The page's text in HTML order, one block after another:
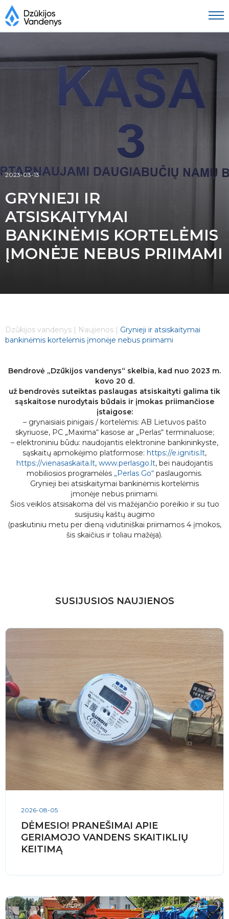
2023-03-13
GRYNIEJI IR
ATSISKAITYMAI
BANKINĖMIS KORTELĖMIS
ĮMONĖJE NEBUS PRIIMAMI
Dzūkijos vandenys | Naujienos | Grynieji ir atsiskaitymai
bankinėmis kortelėmis įmonėje nebus priimami
Bendrovė „Dzūkijos vandenys“ skelbia, kad nuo 2023 m.
kovo 20 d.
už bendrovės suteiktas paslaugas atsiskaityti galima tik
sąskaitose nurodytais būdais ir įmokas priimančiose
įstaigose:
– grynaisiais pinigais / kortelėmis: AB Lietuvos pašto
skyriuose, PC „Maxima“ kasose ar „Perlas“ terminaluose;
– elektroniniu būdu: naudojantis elektronine bankininkyste,
sąskaitų apmokėjimo platformose: https://e.ignitis.lt,
https://vienasaskaita.lt, www.perlasgo.lt, bei naudojantis
mobiliosios programėlės „Perlas Go“ paslaugomis.
Grynieji bei atsiskaitymai bankinėmis kortelėmis
įmonėje nebus priimami.
Šios veiklos atsisakoma dėl vis mažėjančio poreikio ir su tuo
susijusių kaštų augimo
(paskutiniu metu per dieną vidutiniškai priimamos 4 įmokos,
šis skaičius ir toliau mažėja).
SUSIJUSIOS NAUJIENOS
2026-08-05
DĖMESIO! PRANEŠIMAI APIE
GERIAMOJO VANDENS SKAITIKLIŲ
KEITIMĄ